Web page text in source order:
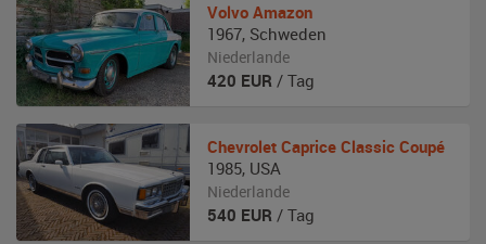
Volvo Amazon
1967, Schweden
Niederlande
420 EUR / Tag
Chevrolet Caprice Classic Coupé
1985, USA
Niederlande
540 EUR / Tag